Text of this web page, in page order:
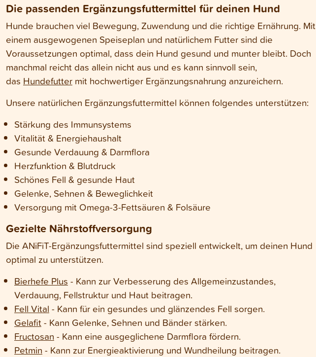
Die passenden Ergänzungsfuttermittel für deinen Hund
Hunde brauchen viel Bewegung, Zuwendung und die richtige Ernährung. Mit
einem ausgewogenen Speiseplan und natürlichem Futter sind die
Voraussetzungen optimal, dass dein Hund gesund und munter bleibt. Doch
manchmal reicht das allein nicht aus und es kann sinnvoll sein,
das Hundefutter mit hochwertiger Ergänzungsnahrung anzureichern.
Unsere natürlichen Ergänzungsfuttermittel können folgendes unterstützen:
Stärkung des Immunsystems
Vitalität & Energiehaushalt
Gesunde Verdauung & Darmflora
Herzfunktion & Blutdruck
Schönes Fell & gesunde Haut
Gelenke, Sehnen & Beweglichkeit
Versorgung mit Omega-3-Fettsäuren & Folsäure
Gezielte Nährstoffversorgung
Die ANiFiT-Ergänzungsfuttermittel sind speziell entwickelt, um deinen Hund
optimal zu unterstützen.
Bierhefe Plus - Kann zur Verbesserung des Allgemeinzustandes,
Verdauung, Fellstruktur und Haut beitragen.
Fell Vital - Kann für ein gesundes und glänzendes Fell sorgen.
Gelafit- Kann Gelenke, Sehnen und Bänder stärken.
Fructosan - Kann eine ausgeglichene Darmflora fördern.
Petmin - Kann zur Energieaktivierung und Wundheilung beitragen.